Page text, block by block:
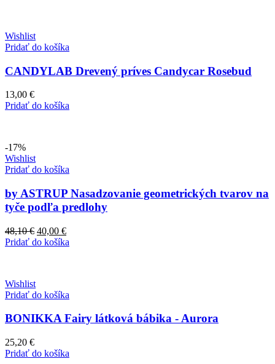
Wishlist
Pridať do košíka
CANDYLAB Drevený príves Candycar Rosebud
13,00 €
Pridať do košíka
-17%
Wishlist
Pridať do košíka
by ASTRUP Nasadzovanie geometrických tvarov na
tyče podľa predlohy
48,10€ Pôvodná
cena
40,00 €Aktuálna
cena
Pridať do košíka
Wishlist
Pridať do košíka
BONIKKA Fairy látková bábika - Aurora
25,20 €
Pridať do košíka